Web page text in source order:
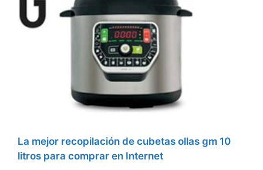
La mejor recopilación de cubetas ollas gm 10
litros para comprar en Internet